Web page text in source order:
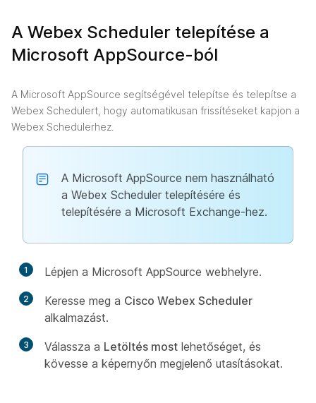
A Webex Scheduler telepítése a
Microsoft AppSource-ból
A Microsoft AppSource segítségével telepítse és telepítse a
Webex Schedulert, hogy automatikusan frissítéseket kapjon a
Webex Schedulerhez.
A Microsoft AppSource nem használható
a Webex Scheduler telepítésére és
telepítésére a Microsoft Exchange-hez.
1 Lépjen a Microsoft AppSource webhelyre.
2 Keresse meg a Cisco Webex Scheduler
alkalmazást.
3 Válassza a Letöltés most lehetőséget, és
kövesse a képernyőn megjelenő utasításokat.